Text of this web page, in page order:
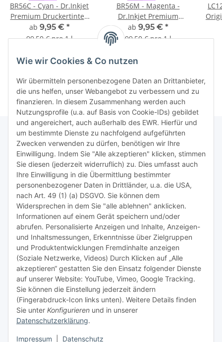
BR56C - Cyan - Dr.Inkjet
Premium Druckertinte /
Nachfülltinte für Brother
Druckerpatronen von
ab 9,95 € *
99,50 € pro 1 l
erhältlich.
BR56M - Magenta -
Dr.Inkjet Premium
Druckertinte /
Nachfülltinte für Brother
Druckerpatronen von
LC-1280 bis LC-01
ab 9,95 € *
99,50 € pro 1 l
erhältlich.
TiDis Lizenzsystem
Meist besuchte Seiten:
Tipps & Tricks rund um Sublimation
TiDis Videos auf Youtube
Nachfüllpreise für Druckerpatronen
Refillservice Patronen verpacken
TiDis Druckerwerkstatt
TiDis PC & Notebookwerkstatt
TiDis eScooter Werkstatt
Wie wir Cookies & Co nutzen
Wir übermitteln personenbezogene Daten an Drittanbieter,
die uns helfen, unser Webangebot zu verbessern und zu
finanzieren. In diesem Zusammenhang werden auch
Nutzungsprofile (u.a. auf Basis von Cookie-IDs) gebildet
und angereichert, auch außerhalb des EWR. Hierfür und
um bestimmte Dienste zu nachfolgend aufgeführten
Zwecken verwenden zu dürfen, benötigen wir Ihre
Einwilligung. Indem Sie "Alle akzeptieren" klicken, stimmen
Sie diesen (jederzeit widerruflich) zu. Dies umfasst auch
Ihre Einwilligung in die Übermittlung bestimmter
personenbezogener Daten in Drittländer, u.a. die USA,
nach Art. 49 (1) (a) DSGVO. Sie können dem
Widersprechen in dem Sie "alle ablehnen" anklicken.
Informationen auf einem Gerät speichern und/oder
abrufen. Personalisierte Anzeigen und Inhalte, Anzeigen-
und Inhaltsmessungen, Erkenntnisse über Zielgruppen
und Produktentwicklungen Fremdinhalte anzeigen
(Soziale Netzwerke, Videos) Durch Klicken auf „Alle
akzeptieren“ gestatten Sie den Einsatz folgender Dienste
auf unserer Website: YouTube, Vimeo, Google Tracking.
Sie können die Einstellung jederzeit ändern
(Fingerabdruck-Icon links unten). Weitere Details finden
Sie unter Konfigurieren und in unserer
Datenschutzerklärung.
Impressum Datenschutz